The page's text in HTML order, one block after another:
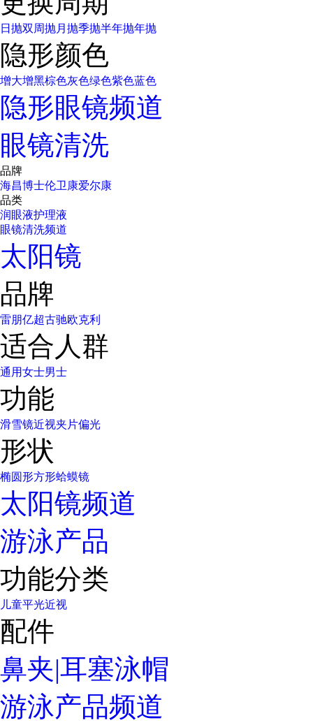
日抛双周抛月抛季抛半年抛年抛
隐形颜色
增大增黑棕色灰色绿色紫色蓝色
隐形眼镜频道
眼镜清洗
品牌
海昌博士伦卫康爱尔康
品类
润眼液护理液
眼镜清洗频道
太阳镜
品牌
雷朋亿超古驰欧克利
适合人群
通用女士男士
功能
滑雪镜近视夹片偏光
形状
椭圆形方形蛤蟆镜
太阳镜频道
游泳产品
功能分类
儿童平光近视
配件
鼻夹|耳塞泳帽
游泳产品频道